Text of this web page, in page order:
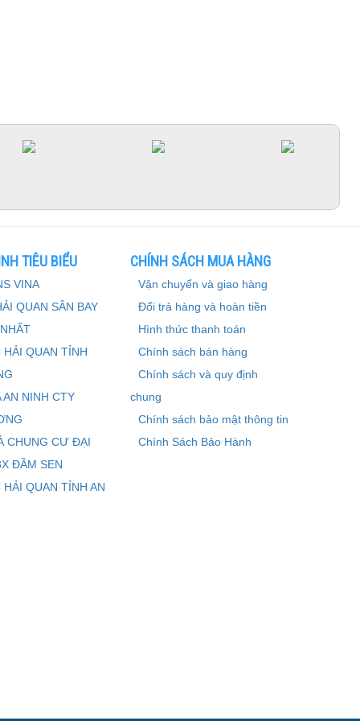
TIÊU BIỂU
VINA
QUAN SÂN BAY
HẢI QUAN TỈNH
AN NINH CTY
CHUNG CƯ ĐẠI
ĐẦM SEN
HẢI QUAN TỈNH AN
CHÍNH SÁCH MUA HÀNG
Vận chuyển và giao hàng
Đổi trả hàng và hoàn tiền
Hình thức thanh toán
Chính sách bán hàng
Chính sách và quy định
chung
Chính sách bảo mật thông tin
Chính Sách Bảo Hành